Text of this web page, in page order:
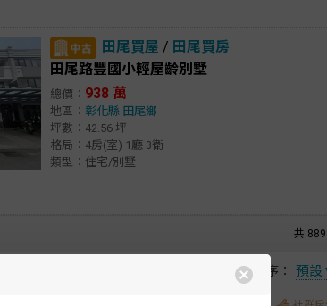
田尾買屋 / 田尾買房
田尾路豐國小輕屋齡別墅
總價： 938 萬
地區： 彰化縣 田尾鄉
坪數：42.56 坪
格局：4房(室) 1廳 3衛
類型：住宅/別墅
共
排序： 預